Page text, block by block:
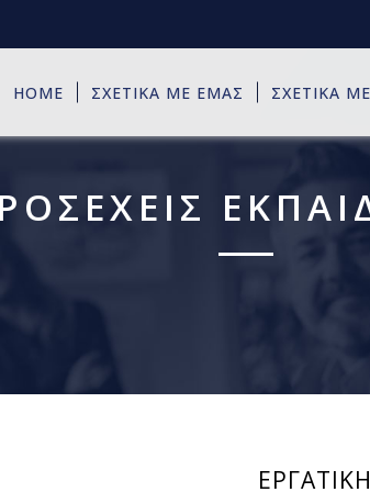
HOME ΣΧΕΤΙΚΑ ΜΕ ΕΜΑΣ ΣΧΕΤΙΚΑ